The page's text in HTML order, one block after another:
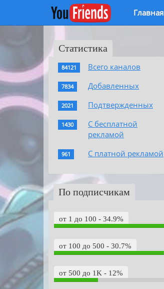
Главная
Статистика
84121 Всего каналов
7834 Добавленных
2021 Подтвержденных
1430
С бесплатной
рекламой
961 С платной рекламой
По подписчикам
от 1 до 100 - 34.9%
от 100 до 500 - 30.7%
от 500 до 1K - 12%